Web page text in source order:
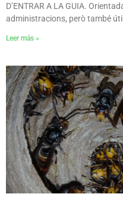
D’ENTRAR A LA GUIA.
administracions, però també
Leer más »